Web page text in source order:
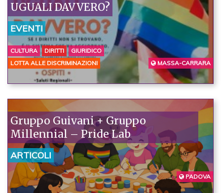
UGUALI DAVVERO?
EVENTI
CULTURA DIRITTI
GIURIDICO
LOTTA ALLE DISCRIMINAZIONI
MASSA-CARRARA
Gruppo Guivani + Gruppo
Millennial – Pride Lab
ARTICOLI
PADOVA